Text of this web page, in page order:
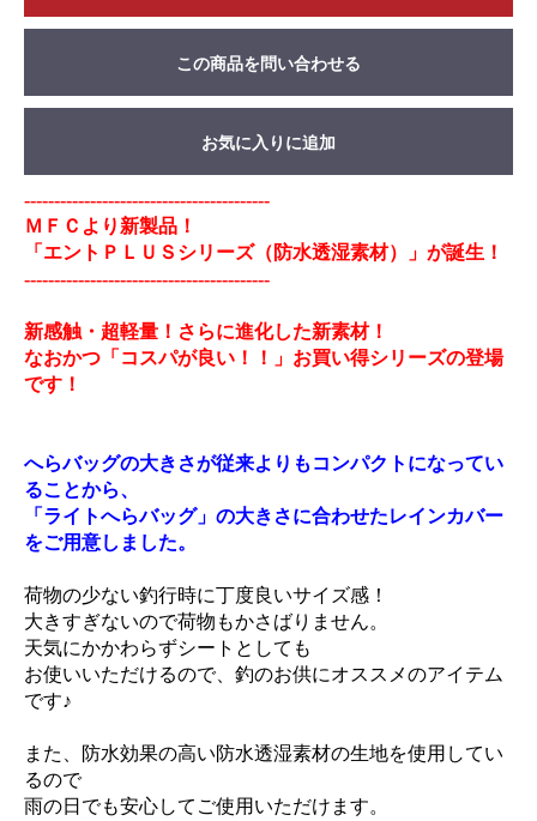
この商品を問い合わせる
お気に入りに追加
-----------------------------------------
ＭＦＣより新製品！
「エントＰＬＵＳシリーズ（防水透湿素材）」が誕生！
-----------------------------------------
新感触・超軽量！さらに進化した新素材！
なおかつ「コスパが良い！！」お買い得シリーズの登場
です！
へらバッグの大きさが従来よりもコンパクトになってい
ることから、
「ライトへらバッグ」の大きさに合わせたレインカバー
をご用意しました。
荷物の少ない釣行時に丁度良いサイズ感！
大きすぎないので荷物もかさばりません。
天気にかかわらずシートとしても
お使いいただけるので、釣のお供にオススメのアイテム
です♪
また、防水効果の高い防水透湿素材の生地を使用してい
るので
雨の日でも安心してご使用いただけます。